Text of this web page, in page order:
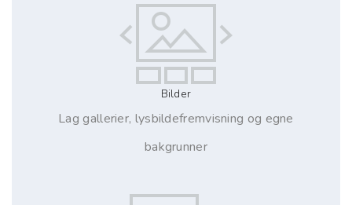
Bilder
Lag gallerier, lysbildefremvisning og egne
bakgrunner